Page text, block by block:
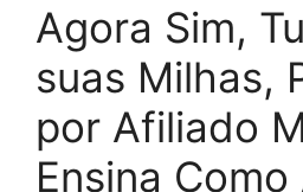
Agora Sim,
suas Milhas,
por Afiliado
Ensina